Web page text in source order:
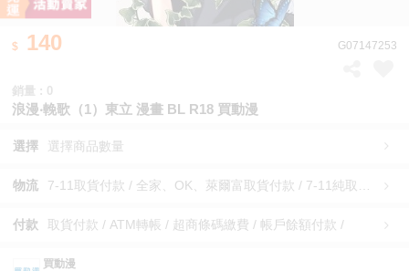
140 G07147253
銷量 : 0
浪漫‧輓歌（1）東立 漫畫 BL R18 買動漫
選擇 選擇商品數量
物流
付款 取貨付款 / ATM轉帳 / 超商條碼繳費 / 帳戶餘額付款 /
買動漫